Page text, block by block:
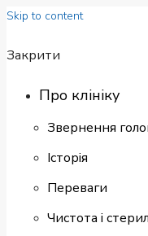
Skip to content
Закрити
Про клініку
Звернення
Історія
Переваги
Чистота і